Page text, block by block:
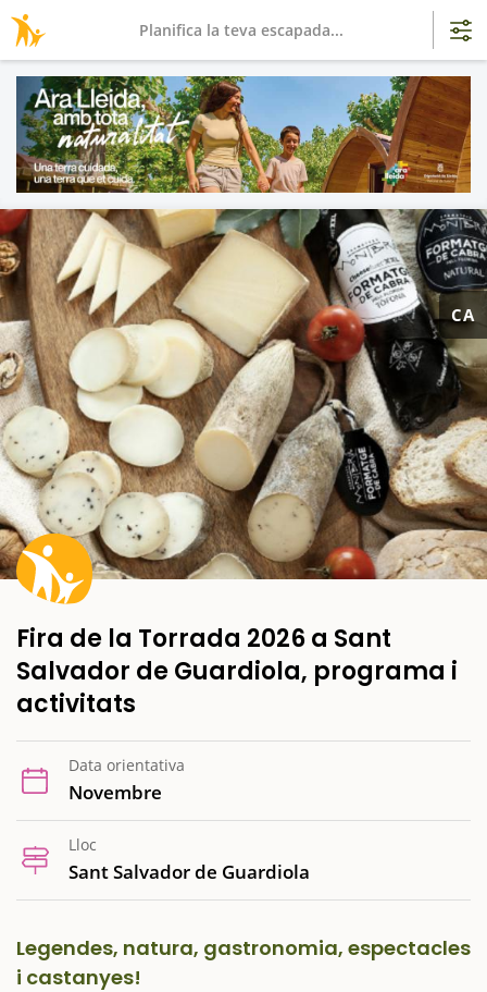
CA
Fira de la Torrada 2026 a Sant
Salvador de Guardiola, programa i
activitats
Data orientativa
Novembre
Lloc
Sant Salvador de Guardiola
Legendes, natura, gastronomia, espectacles
i castanyes!
Planifica la teva escapada...